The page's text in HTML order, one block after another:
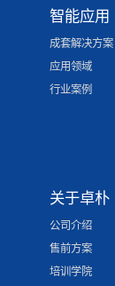
智能应用
成套解决方案
应用领域
行业案例
关于卓朴
公司介绍
售前方案
培训学院